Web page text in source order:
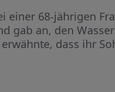
einer 68-jährigen
gab an, den
dass ihr